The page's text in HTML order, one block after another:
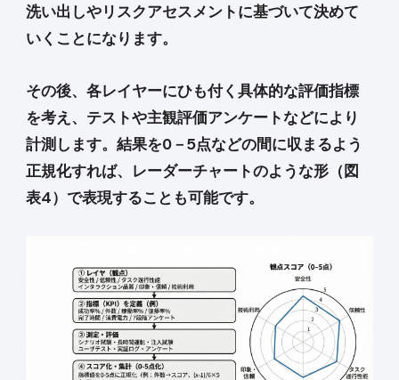
洗い出しやリスクアセスメントに基づいて決めて
いくことになります。
その後、各レイヤーにひも付く具体的な評価指標
を考え、テストや主観評価アンケートなどにより
計測します。結果を0－5点などの間に収まるよう
正規化すれば、レーダーチャートのような形（図
表4）で表現することも可能です。